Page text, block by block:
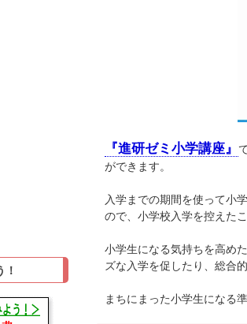
『進研ゼミ小学講座』
ができます。
入学までの期間を使って小
ので、小学校入学を控えた
小学生になる気持ちを高め
ズな入学を促したり、総合
まちにまった小学生になる
！